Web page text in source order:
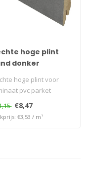
hoge plint
donker
hoge plint voor
pvc parket
€8,47
€3,53 / m¹